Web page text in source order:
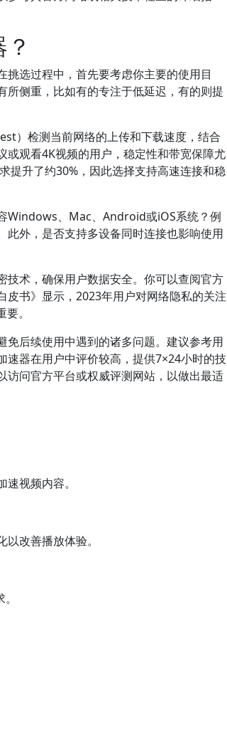
挑选过程中，首先要考虑你主要的使用目
侧重，比如有的专注于低延迟，有的则提
）检测当前网络的上传和下载速度，结合
观看4K视频的用户，稳定性和带宽保障尤
提升了约30%，因此选择支持高速连接和稳
Windows、Mac、Android或iOS系统？例
外，是否支持多设备同时连接也影响使用
技术，确保用户数据安全。你可以查阅官方
书》显示，2023年用户对网络隐私的关注
。
后续使用中遇到的诸多问题。建议参考用
速器在用户中评价较高，提供7×24小时的技
访问官方平台或权威评测网站，以做出最适
视频内容。
改善播放体验。